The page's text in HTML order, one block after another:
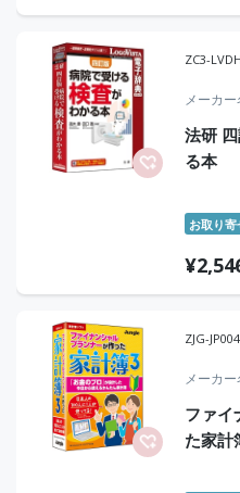
ZC3-
メーカー
法研
る本
お取り寄
¥
ZJG-
メーカー
ファイ
た家計